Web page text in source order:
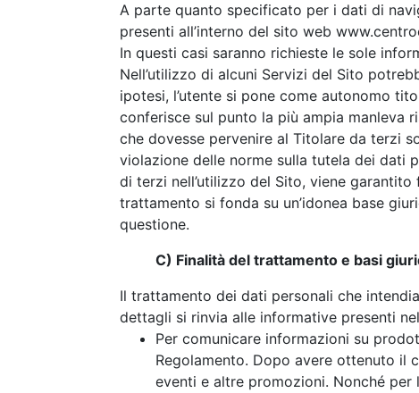
A parte quanto specificato per i dati di
presenti all’interno del sito web
In questi casi saranno richieste le sole
Nell’utilizzo di alcuni Servizi del Sito
ipotesi, l’utente si pone come autonomo
conferisce sul punto la più ampia manleva
che dovesse pervenire al Titolare da terzi
violazione delle norme sulla tutela dei dati
di terzi nell’utilizzo del Sito, viene
trattamento si fonda su un’idonea base
questione.
C) Finalità del trattamento e basi
Il trattamento dei dati personali che
dettagli si rinvia alle informative presenti
Per comunicare informazioni su
Regolamento. Dopo avere ottenuto il
eventi e altre promozioni. Nonché per